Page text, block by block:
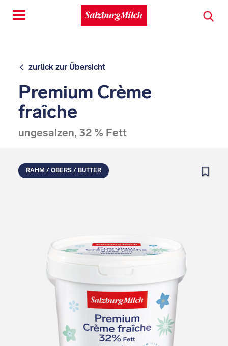
Toggle
navigation
zurück zur Übersicht
Premium Crème
fraîche
ungesalzen, 32 % Fett
RAHM / OBERS / BUTTER